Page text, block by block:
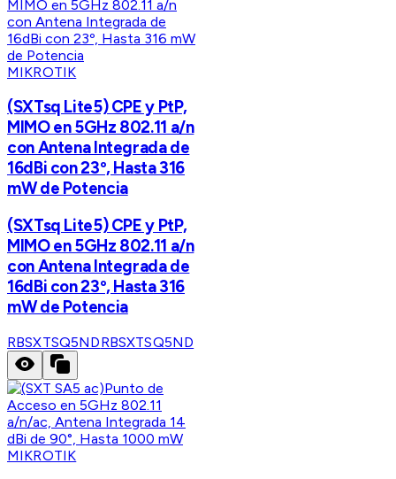
MIKROTIK
(SXTsq Lite5) CPE y PtP,
MIMO en 5GHz 802.11 a/n
con Antena Integrada de
16dBi con 23º, Hasta 316
mW de Potencia
(SXTsq Lite5) CPE y PtP,
MIMO en 5GHz 802.11 a/n
con Antena Integrada de
16dBi con 23º, Hasta 316
mW de Potencia
RBSXTSQ5NDRBSXTSQ5ND
MIKROTIK